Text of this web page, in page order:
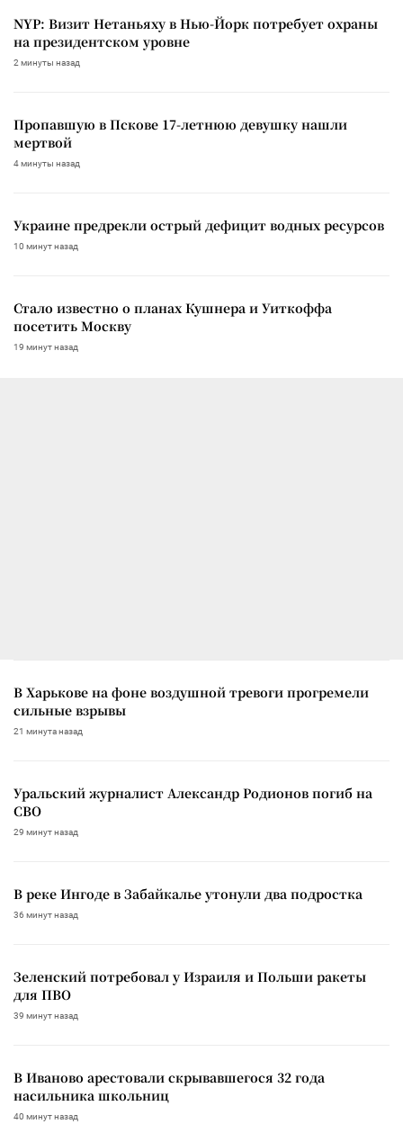
NYP: Визит Нетаньяху в Нью-Йорк потребует охраны
на президентском уровне
2 минуты назад
Пропавшую в Пскове 17-летнюю девушку нашли
мертвой
4 минуты назад
Украине предрекли острый дефицит водных ресурсов
10 минут назад
Стало известно о планах Кушнера и Уиткоффа
посетить Москву
19 минут назад
В Харькове на фоне воздушной тревоги прогремели
сильные взрывы
21 минута назад
Уральский журналист Александр Родионов погиб на
СВО
29 минут назад
В реке Ингоде в Забайкалье утонули два подростка
36 минут назад
Зеленский потребовал у Израиля и Польши ракеты
для ПВО
39 минут назад
В Иваново арестовали скрывавшегося 32 года
насильника школьниц
40 минут назад